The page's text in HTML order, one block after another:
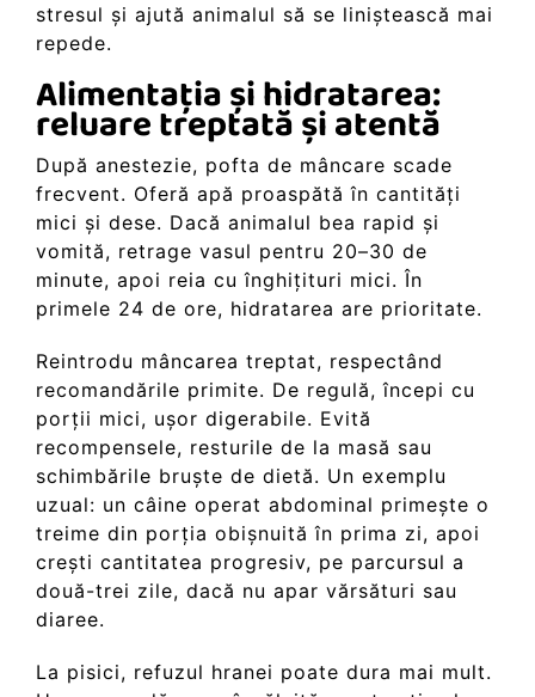
stresul și ajută animalul să se liniștească mai
repede.
Alimentația și hidratarea:
reluare treptată și atentă
După anestezie, pofta de mâncare scade
frecvent. Oferă apă proaspătă în cantități
mici și dese. Dacă animalul bea rapid și
vomită, retrage vasul pentru 20–30 de
minute, apoi reia cu înghițituri mici. În
primele 24 de ore, hidratarea are prioritate.
Reintrodu mâncarea treptat, respectând
recomandările primite. De regulă, începi cu
porții mici, ușor digerabile. Evită
recompensele, resturile de la masă sau
schimbările bruște de dietă. Un exemplu
uzual: un câine operat abdominal primește o
treime din porția obișnuită în prima zi, apoi
crești cantitatea progresiv, pe parcursul a
două-trei zile, dacă nu apar vărsături sau
diaree.
La pisici, refuzul hranei poate dura mai mult.